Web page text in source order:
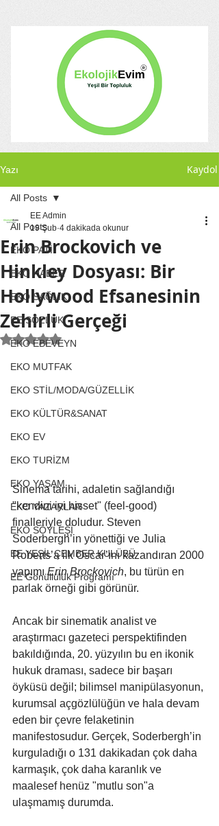
Yazı Kaydol
All Posts
EKO PATİ
EKO HABER
EKO SAĞLIK
EE SÖZLÜK
EKO EBEVEYN
EKO MUTFAK
EKO STİL/MODA/GÜZELLİK
EKO KÜLTÜR&SANAT
EKO EV
EKO TURİZM
EKO YAŞAM
EKO YAZARLAR
EKO SÖYLEŞİ
EE YEŞİL ÇEMBER KULÜBÜ
EE Gönüllülük Programı
All Posts
Erin Brockovich ve
Hinkley Dosyası: Bir
Hollywood Efsanesinin
Zehirli Gerçeği
EE Admin
19 Şub 4 dakikada okunur
5 üzerinden NaN yıldız
Sinema tarihi, adaletin sağlandığı
"kendini iyi hisset" (feel-good)
finalleriyle doludur. Steven
Soderbergh’in yönettiği ve Julia
Roberts’a ilk Oscar’ını kazandıran 2000
yapımı Erin Brockovich, bu türün en
parlak örneği gibi görünür.
Ancak bir sinematik analist ve
araştırmacı gazeteci perspektifinden
bakıldığında, 20. yüzyılın bu en ikonik
hukuk draması, sadece bir başarı
öyküsü değil; bilimsel manipülasyonun,
kurumsal açgözlülüğün ve hala devam
eden bir çevre felaketinin
manifestosudur. Gerçek, Soderbergh’in
kurguladığı o 131 dakikadan çok daha
karmaşık, çok daha karanlık ve
maalesef henüz "mutlu son"a
ulaşmamış durumda.